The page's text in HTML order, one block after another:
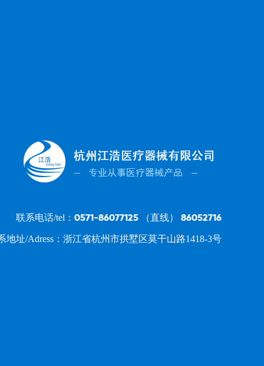
联系电话/tel： 0571-86077125 （直线） 86052716
地址/Adress：浙江省杭州市拱墅区莫干山路1418-3号